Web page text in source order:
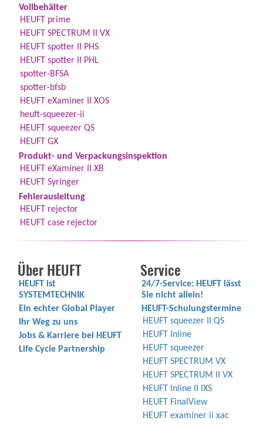
Vollbehälter
HEUFT prime
HEUFT SPECTRUM II VX
HEUFT spotter II PHS
HEUFT spotter II PHL
spotter-BFSA
spotter-bfsb
HEUFT eXaminer II XOS
heuft-squeezer-ii
HEUFT squeezer QS
HEUFT GX
Produkt- und Verpackungsinspektion
HEUFT eXaminer II XB
HEUFT Syringer
Fehlerausleitung
HEUFT rejector
HEUFT case rejector
Über HEUFT
HEUFT ist
SYSTEMTECHNIK
Ein echter Global Player
Ihr Weg zu uns
Jobs & Karriere bei HEUFT
Life Cycle Partnership
Service
24/7-Service: HEUFT lässt
Sie nicht allein!
HEUFT-Schulungstermine
HEUFT squeezer II QS
HEUFT Inline
HEUFT squeezer
HEUFT SPECTRUM VX
HEUFT SPECTRUM II VX
HEUFT Inline II IXS
HEUFT FinalView
HEUFT examiner ii xac